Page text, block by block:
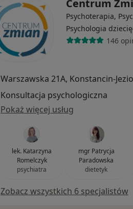
Centrum
Psychoterapia,
Psychologia
146
Warszawska 21A, Konstancin-
Konsultacja psychologiczna
Pokaż więcej usług
lek. Katarzyna
Romelczyk
psychiatra
mgr Patrycja
Paradowska
dietetyk
Zobacz wszystkich 6 specjalistów